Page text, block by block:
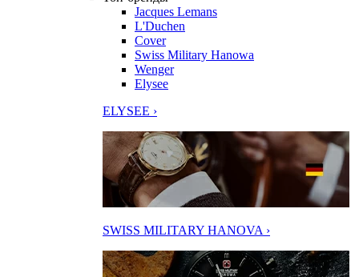
Jacques Lemans
L'Duchen
Cover
Swiss Military Hanowa
Wenger
Elysee
ELYSEE ›
SWISS MILITARY HANOVA ›